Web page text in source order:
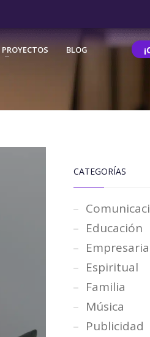
PROYECTOS BLOG
CATEGORÍAS
Educación
Espiritual
Familia
Música
Publicidad